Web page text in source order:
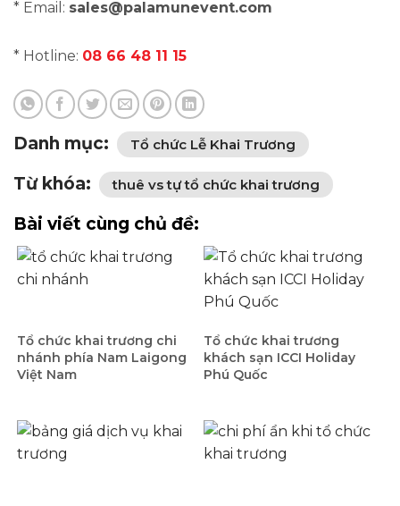
* Email: sales@palamunevent.com
* Hotline: 08 66 48 11 15
Danh mục: Tổ chức Lễ Khai Trương
Từ khóa: thuê vs tự tổ chức khai trương
Bài viết cùng chủ đề:
Tổ chức khai trương chi
nhánh phía Nam Laigong
Việt Nam
Tổ chức khai trương
khách sạn ICCI Holiday
Phú Quốc